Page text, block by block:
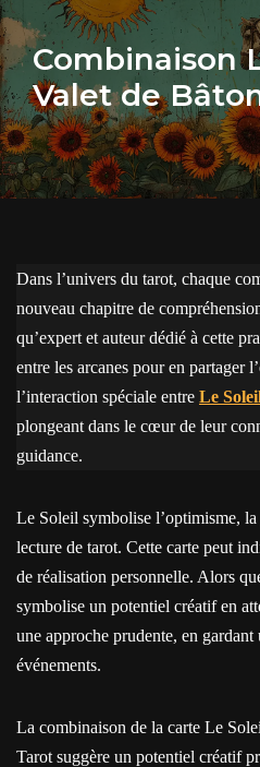
Combinaison
Valet de
Dans l’univers du tarot, chaque
nouveau chapitre de
qu’expert et auteur dédié à cette
entre les arcanes pour en partager
l’interaction spéciale entre Le
plongeant dans le cœur de leur
guidance.
Le Soleil symbolise l’optimisme,
lecture de tarot. Cette carte peut
de réalisation personnelle. Alors
symbolise un potentiel créatif en
une approche prudente, en gardant
événements.
La combinaison de la carte Le
Tarot suggère un potentiel créatif